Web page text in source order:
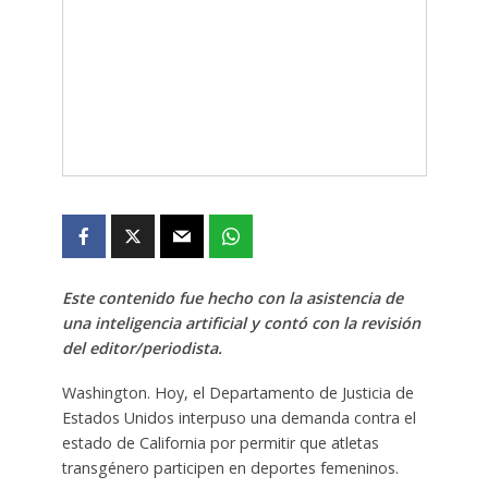
Este contenido fue hecho con la asistencia de
una inteligencia artificial y contó con la revisión
del editor/periodista.
Washington. Hoy, el Departamento de Justicia de
Estados Unidos interpuso una demanda contra el
estado de California por permitir que atletas
transgénero participen en deportes femeninos.